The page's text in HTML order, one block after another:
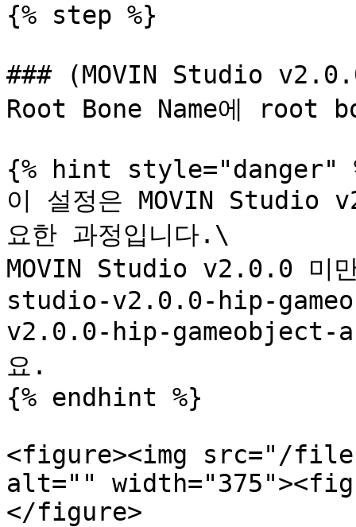
{% step %}
### (MOVIN Studio
Root Bone Name에 root
{% hint style="danger"
이 설정은 MOVIN Studio
요한 과정입니다.\
MOVIN Studio v2.0.0 미
studio-v2.0.0-hip-
v2.0.0-hip-gameobject-
요.
{% endhint %}
<figure><img src="/
alt=""
</figure>